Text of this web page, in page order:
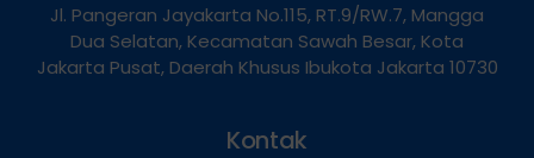
Jl. Pangeran Jayakarta No.115, RT.9/RW.7, Mangga
Dua Selatan, Kecamatan Sawah Besar, Kota
Jakarta Pusat, Daerah Khusus Ibukota Jakarta 10730
Kontak